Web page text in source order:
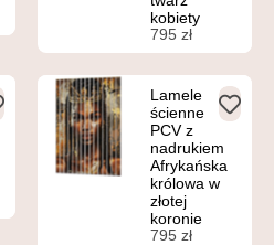
kobiety
795 zł
Lamele
ścienne
PCV z
nadrukiem
Afrykańska
królowa w
złotej
koronie
795 zł